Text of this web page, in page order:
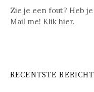
Zie je een fout? Heb
Mail me! Klik hier.
RECENTSTE